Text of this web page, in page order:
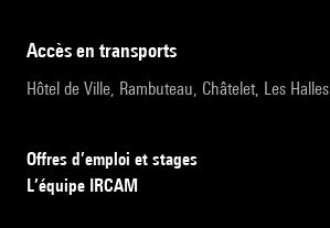
accès en transports
Hôtel de Ville, Rambuteau, Châtelet, Les Halles
Offres d’emploi et stages
L’équipe IRCAM